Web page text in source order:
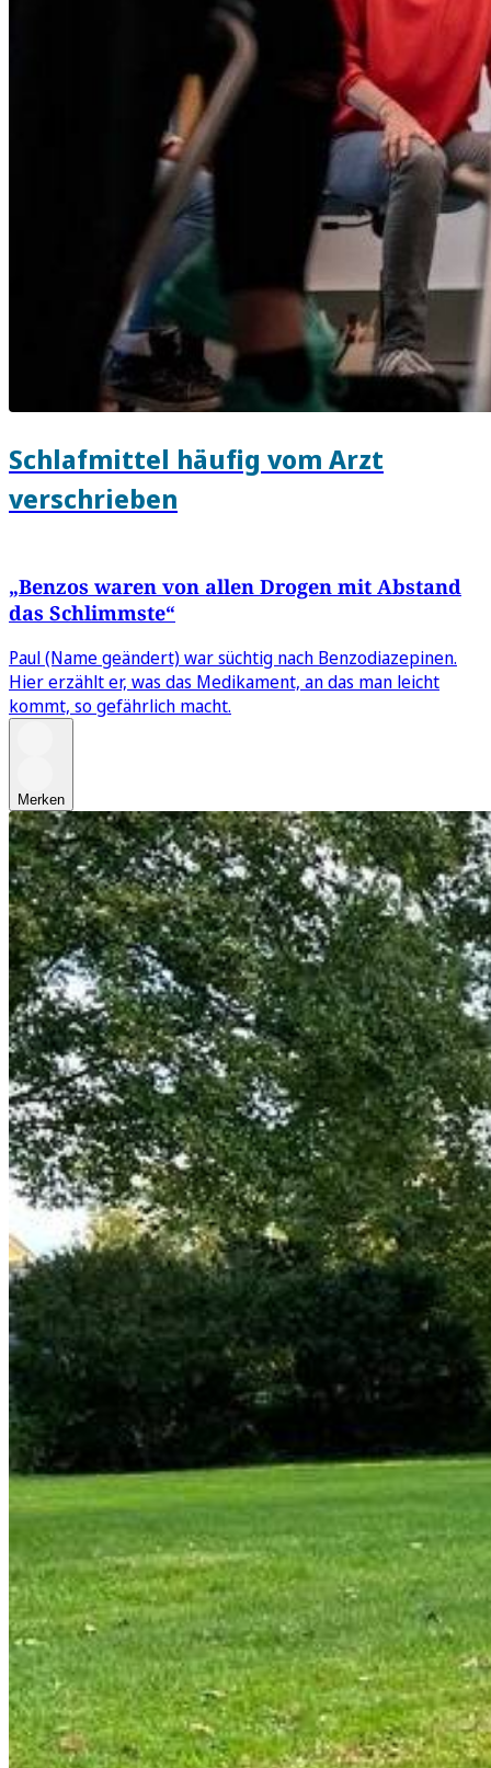
Schlafmittel häufig vom Arzt
verschrieben
„Benzos waren von allen Drogen mit Abstand
das Schlimmste“
Paul (Name geändert) war süchtig nach Benzodiazepinen.
Hier erzählt er, was das Medikament, an das man leicht
kommt, so gefährlich macht.
Merken